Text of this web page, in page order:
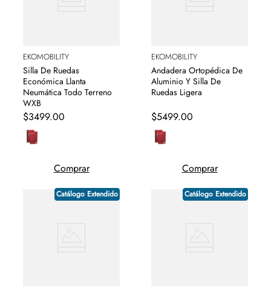
EKOMOBILITY
Silla De Ruedas
Económica Llanta
Neumática Todo Terreno
WXB
$3499.00
Comprar
EKOMOBILITY
Andadera Ortopédica De
Aluminio Y Silla De
Ruedas Ligera
$5499.00
Comprar
Catálogo Extendido Catálogo Extendido